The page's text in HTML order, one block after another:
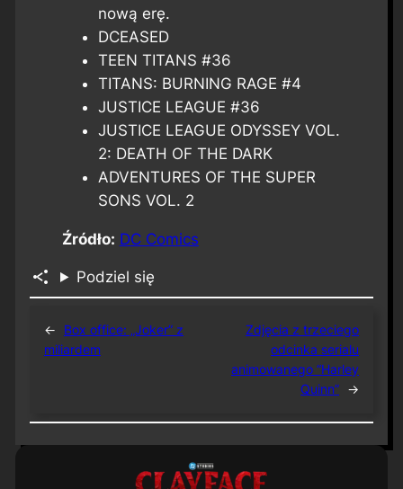
nową erę.
DCEASED
TEEN TITANS #36
TITANS: BURNING RAGE #4
JUSTICE LEAGUE #36
JUSTICE LEAGUE ODYSSEY VOL.
2: DEATH OF THE DARK
ADVENTURES OF THE SUPER
SONS VOL. 2
Źródło: DC Comics
Podziel się
←
Box office: „Joker” z
miliardem
Zdjęcia z trzeciego
odcinka serialu
animowanego “Harley
Quinn” →